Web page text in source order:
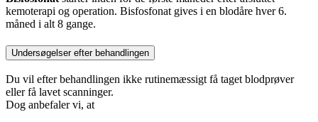
kemoterapi og operation. Bisfosfonat gives i en blodåre hver 6.
måned i alt 8 gange.
Undersøgelser efter behandlingen
Du vil efter behandlingen ikke rutinemæssigt få taget blodprøver
eller få lavet scanninger.
Dog anbefaler vi, at